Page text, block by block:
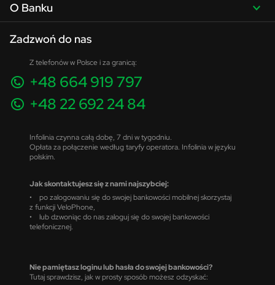
O Banku
Zadzwoń do nas
Z telefonów w Polsce i za granicą:
+48 664 919 797
+48 22 692 24 84
Infolinia czynna całą dobę, 7 dni w tygodniu.
Opłata za połączenie według taryfy operatora. Infolinia w języku
polskim.
Jak skontaktujesz się z nami najszybciej:
• po zalogowaniu się do swojej bankowości mobilnej skorzystaj
z funkcji VeloPhone,
• lub dzwoniąc do nas zaloguj się do swojej bankowości
telefonicznej.
Nie pamiętasz loginu lub hasła do swojej bankowości?
Tutaj sprawdzisz, jak w prosty sposób możesz odzyskać: